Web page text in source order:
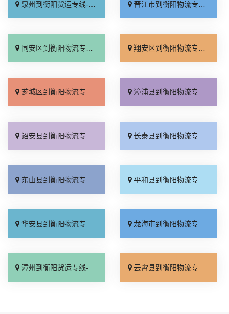
泉州到衡阳货运专线-泉州到衡阳物流公司_高效快运「实时跟踪 」 晋江市到衡阳物流专线_上门提货「多少一吨」
同安区到衡阳物流专线_专线直达「多久时间」 翔安区到衡阳物流专线_直通专线「运价行情」
芗城区到衡阳物流专线_诚信经营「限时必达」 漳浦县到衡阳物流专线_市县派送「送货到门」
诏安县到衡阳物流专线_合理收费「不随意加价」 长泰县到衡阳物流专线_零担配货「多少公里」
东山县到衡阳物流专线_多久能到「价位合理」 平和县到衡阳物流专线_需要几天「专业调车」
华安县到衡阳物流专线_资质齐全「资质齐全」 龙海市到衡阳物流专线_全程定位「高速快运」
漳州到衡阳货运专线-漳州到衡阳物流公司_快速响应「运价查询」 云霄县到衡阳物流专线_全境配送「一站式托运」